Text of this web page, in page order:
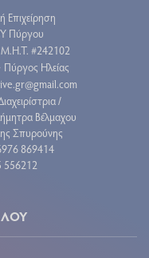
Επιχείρηση
Πύργου
Μ.Η.Τ. #242102
Πύργος Ηλείας
/
Βέλμαχου
Σπυρούνης
869414
556212